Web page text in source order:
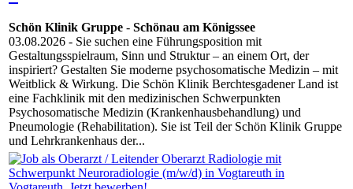
Schön Klinik Gruppe - Schönau am Königssee
03.08.2026 - Sie suchen eine Führungsposition mit
Gestaltungsspielraum, Sinn und Struktur – an einem Ort, der
inspiriert? Gestalten Sie moderne psychosomatische Medizin – mit
Weitblick & Wirkung. Die Schön Klinik Berchtesgadener Land ist
eine Fachklinik mit den medizinischen Schwerpunkten
Psychosomatische Medizin (Krankenhausbehandlung) und
Pneumologie (Rehabilitation). Sie ist Teil der Schön Klinik Gruppe
und Lehrkrankenhaus der...